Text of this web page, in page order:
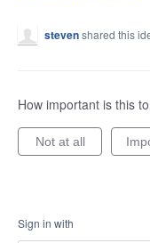
stevenshared this
How important is this
Not at all
Sign in with